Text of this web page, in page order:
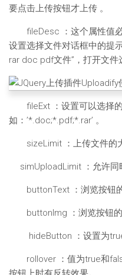
要点击上传按钮才上传 。
fileDesc ：这个属性值必
设置选择文件对话框中的提
rar doc pdf文件”，打开文件
fileExt ：设置可以选择的
如：’*.doc;*.pdf;*.rar’ 。
sizeLimit ：上传文件的大
simUploadLimit ：允许同
buttonText ：浏览按钮的
buttonImg ：浏览按钮的
hideButton ：设置为true
rollover ：值为true和